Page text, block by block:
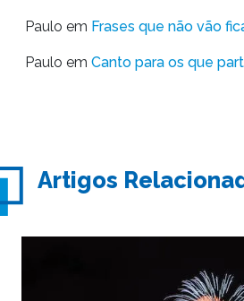
Paulo em Frases que não vão
Paulo em Canto para os que
Artigos